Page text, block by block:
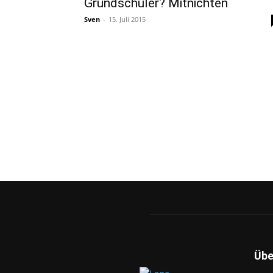
Grundschüler? Mitnichten
Sven - 15. Juli 2015